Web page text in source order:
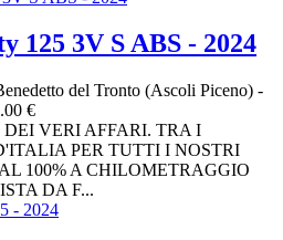
125 3V S ABS - 2024
del Tronto (Ascoli Piceno) -
€
VERI AFFARI. TRA I
PER TUTTI I NOSTRI
100% A CHILOMETRAGGIO
DA F...